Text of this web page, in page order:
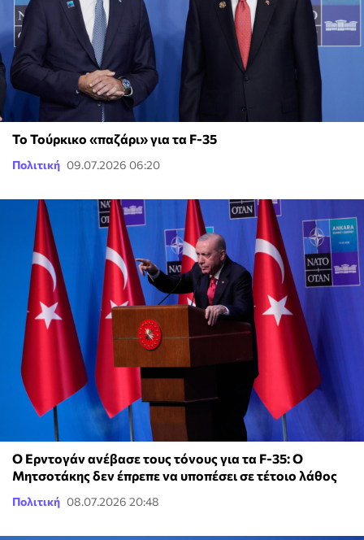
Το Τούρκικο «παζάρι» για τα F-35
Πολιτική 09.07.2026 06:20
Ο Ερντογάν ανέβασε τους τόνους για τα F-35: O
Μητσοτάκης δεν έπρεπε να υποπέσει σε τέτοιο λάθος
Πολιτική 08.07.2026 20:48